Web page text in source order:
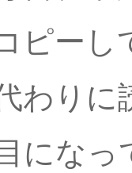
ピーし
わり
にな